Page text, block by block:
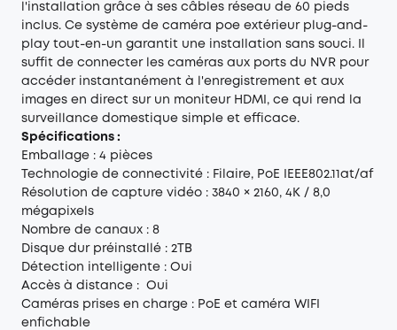
l'installation grâce à ses câbles réseau de 60 pieds
inclus. Ce système de caméra poe extérieur plug-and-
play tout-en-un garantit une installation sans souci. Il
suffit de connecter les caméras aux ports du NVR pour
accéder instantanément à l'enregistrement et aux
images en direct sur un moniteur HDMI, ce qui rend la
surveillance domestique simple et efficace.
Spécifications :
Emballage : 4 pièces
Technologie de connectivité : Filaire, PoE IEEE802.11at/af
Résolution de capture vidéo : 3840 × 2160, 4K / 8,0
mégapixels
Nombre de canaux : 8
Disque dur préinstallé : 2TB
Détection intelligente : Oui
Accès à distance : Oui
Caméras prises en charge : PoE et caméra WIFI
enfichable